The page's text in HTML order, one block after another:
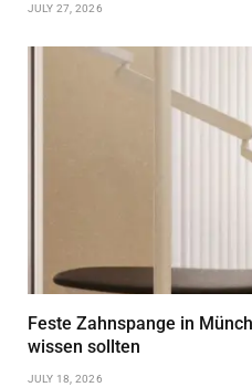
JULY 27, 2026
Feste Zahnspange in
wissen sollten
JULY 18, 2026